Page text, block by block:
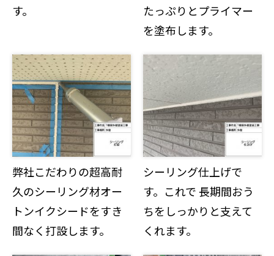
す。
たっぷりとプライマー
を塗布します。
弊社こだわりの超高耐
久のシーリング材オー
トンイクシードをすき
間なく打設します。
シーリング仕上げで
す。これで 長期間おう
ちをしっかりと支えて
くれます。